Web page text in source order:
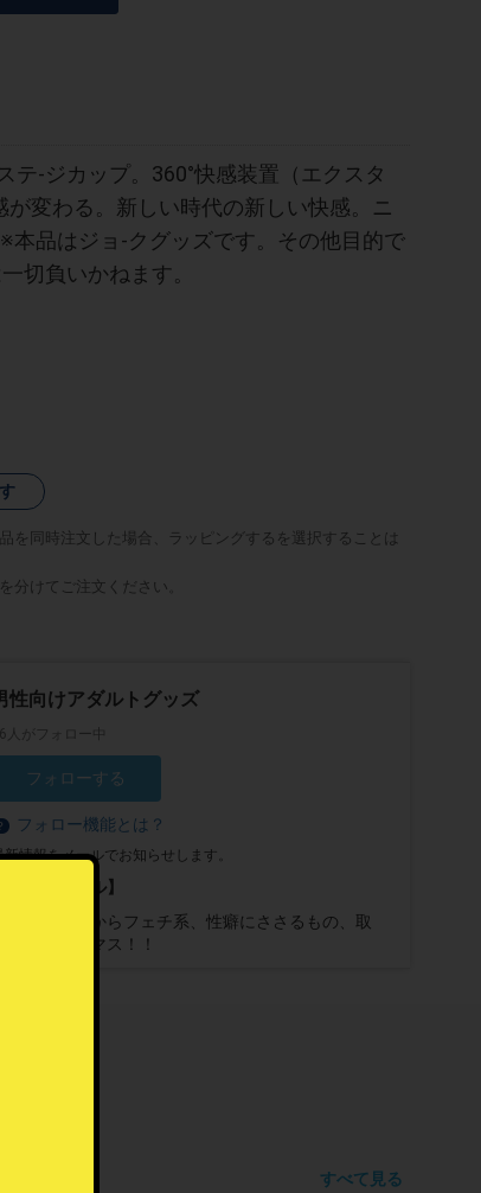
テ-ジカップ。360°快感装置（エクスタ
変わる。新しい時代の新しい快感。ニ
本品はジョ-クグッズです。その他目的で
切負いかねます。
を同時注文した場合、ラッピングするを選択することは
分けてご注文ください。
性向けアダルトグッズ
人がフォロー中
フォローする
フォロー機能とは？
新情報をメールでお知らせします。
【プロフィール】
ライトなものからフェチ系、性癖にささるもの、取
り揃えておりマス！！
すべて見る